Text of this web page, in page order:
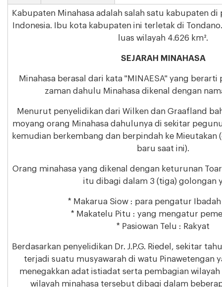
Kabupaten Minahasa adalah salah satu kabupaten
Indonesia. Ibu kota kabupaten ini terletak di
luas wilayah 4.626 km².
SEJARAH MINAHASA
Minahasa berasal dari kata "MINAESA" yang
zaman dahulu Minahasa dikenal dengan
Menurut penyelidikan dari Wilken dan Graafland
moyang orang Minahasa dahulunya di sekitar
kemudian berkembang dan berpindah ke Mieutakan
baru saat ini).
Orang minahasa yang dikenal dengan keturunan
itu dibagi dalam 3 (tiga) golongan
* Makarua Siow : para pengatur
* Makatelu Pitu : yang mengatur
* Pasiowan Telu : Rakyat
Berdasarkan penyelidikan Dr. J.P.G. Riedel, sekitar
terjadi suatu musyawarah di watu Pinawetengan
menegakkan adat istiadat serta pembagian wilayah
wilayah minahasa tersebut dibagi dalam